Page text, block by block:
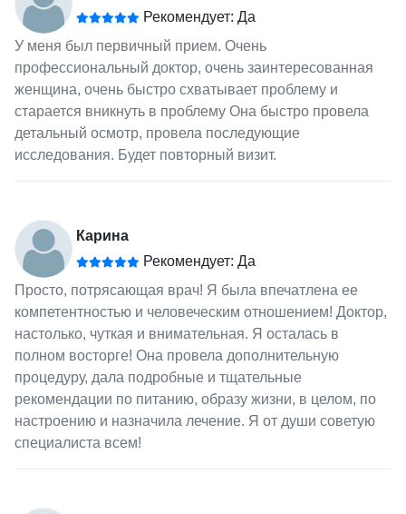
Рекомендует: Да
У меня был первичный прием. Очень
профессиональный доктор, очень заинтересованная
женщина, очень быстро схватывает проблему и
старается вникнуть в проблему Она быстро провела
детальный осмотр, провела последующие
исследования. Будет повторный визит.
Карина
Рекомендует: Да
Просто, потрясающая врач! Я была впечатлена ее
компетентностью и человеческим отношением! Доктор,
настолько, чуткая и внимательная. Я осталась в
полном восторге! Она провела дополнительную
процедуру, дала подробные и тщательные
рекомендации по питанию, образу жизни, в целом, по
настроению и назначила лечение. Я от души советую
специалиста всем!